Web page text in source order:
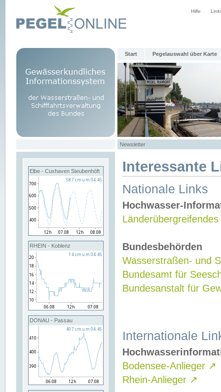
Hilfe
Start Pegelauswahl über Karte
Newsletter
Elbe - Cuxhaven Steubenhöft
RHEIN - Koblenz
DONAU - Passau
Interessante
Nationale Links
Hochwasser-
Bundesbehörden
Wasserstraßen- und
Bundesamt für
Bundesanstalt für
Internationale
Bodensee-Anlieger ↗
Rhein-Anlieger ↗